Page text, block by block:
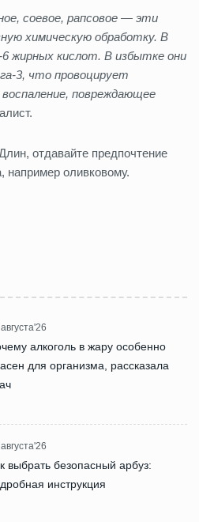
соевое, рапсовое — эти
химическую обработку. В
жирных кислот. В избытке они
3, что провоцирует
повреждающее
отдавайте предпочтение
например оливковому.
алкоголь в жару особенно
для организма, рассказала
выбрать безопасный арбуз:
инструкция